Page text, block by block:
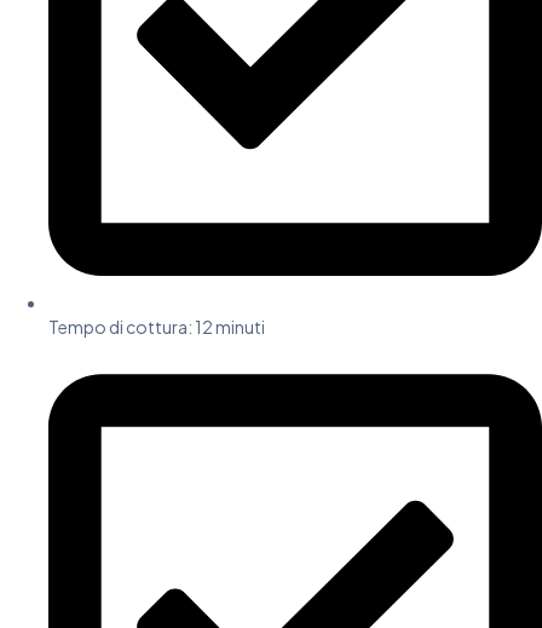
Tempo di cottura: 12 minuti